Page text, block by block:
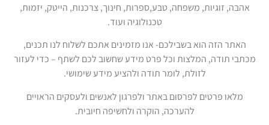
אהבה, זוגיות, משפחה, טבע,ספרות, חינוך, צרכנות, הייטק, יזמות,
טכנולוגיה ועוד.
האתר הזה הוא בשבילכם- אנו מזמינים אתכם לשלוח לנו תכנים,
מכתבי תודה, המלצות וכל פרט מידע שחשוב לכם לשתף – כדי לעזור
לזולת, לומר תודה ולהציע מידע שימושי.
מלאו פרטים לפרסום באתר ולפרגון לאנשים ולעסקים הראויים
להערכה, הוקרה ולחשיפה חיובית.